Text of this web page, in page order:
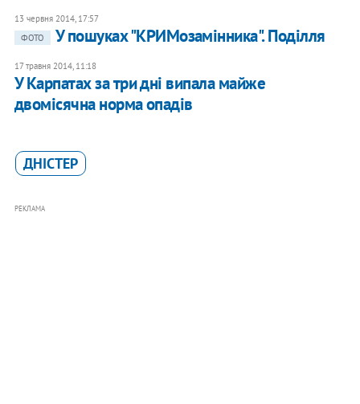
13 червня 2014, 17:57
ФОТО
У пошуках "КРИМозамінника". Поділля
17 травня 2014, 11:18
У Карпатах за три дні випала майже
двомісячна норма опадів
ДНІСТЕР
РЕКЛАМА